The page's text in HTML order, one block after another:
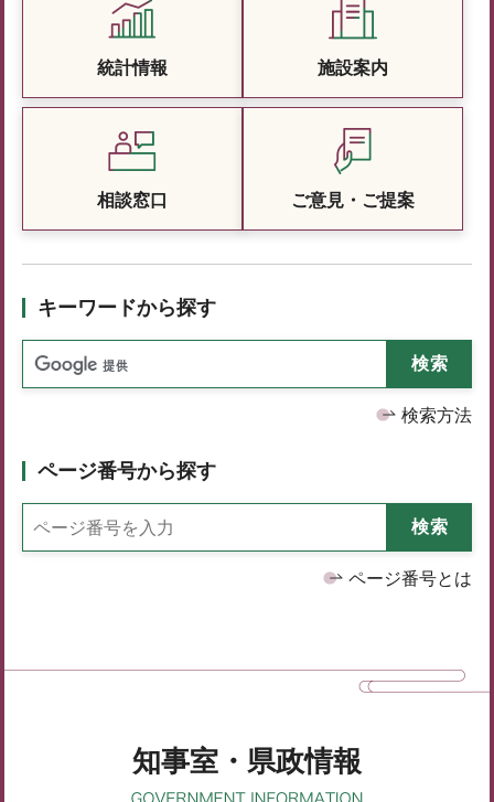
統計情報 施設案内
相談窓口 ご意見・ご提案
キーワードから探す
検索方法
ページ番号から探す
ページ番号とは
知事室・県政情報